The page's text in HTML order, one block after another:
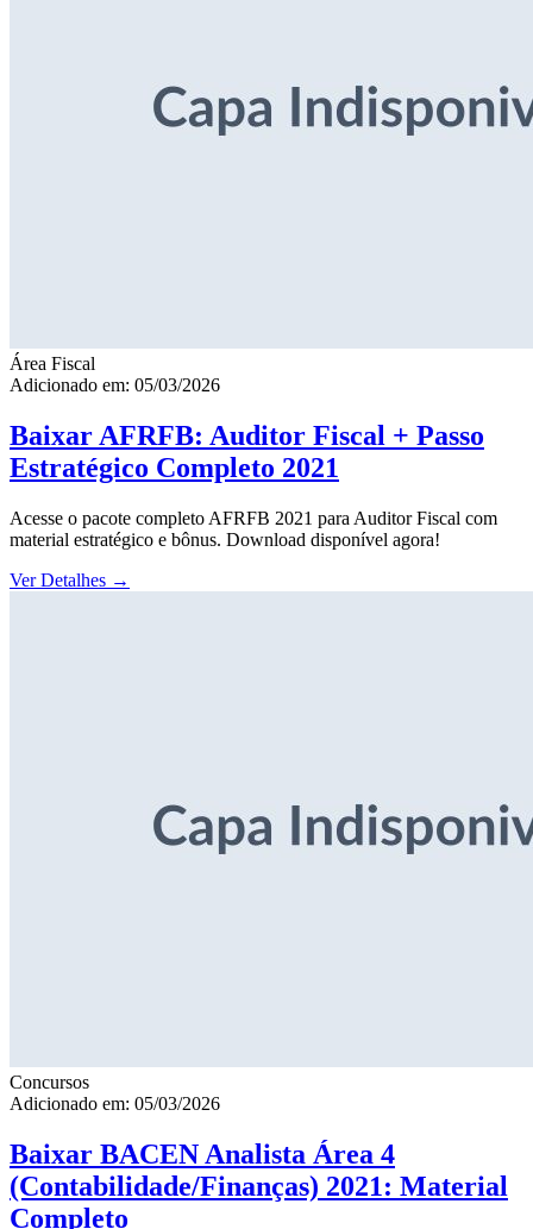
Área Fiscal
Adicionado em: 05/03/2026
Baixar AFRFB: Auditor Fiscal + Passo
Estratégico Completo 2021
Acesse o pacote completo AFRFB 2021 para Auditor Fiscal com
material estratégico e bônus. Download disponível agora!
Ver Detalhes →
Concursos
Adicionado em: 05/03/2026
Baixar BACEN Analista Área 4
(Contabilidade/Finanças) 2021: Material
Completo